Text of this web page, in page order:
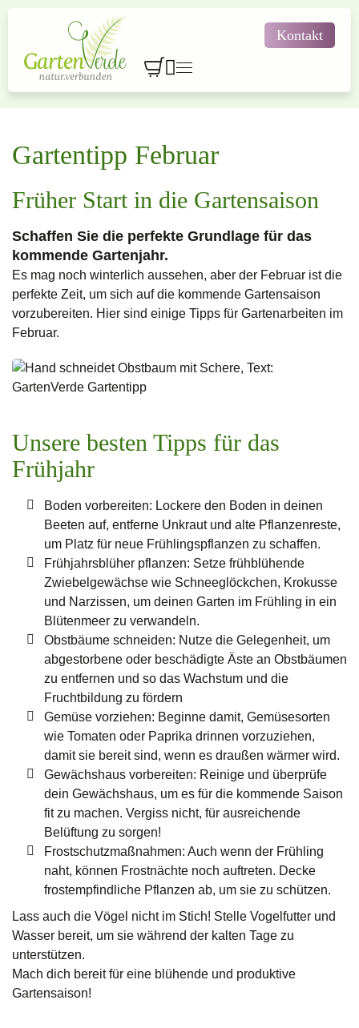
Kontakt
 
Gartenplanung & Design
Wasser im Garten
Kundengeschichten
Kostenlose Erstberatung
Natursteine & Gartenprodukte
Wertgutscheine
Pflanzensortiment
Innenraumbegrünung
Gartentipps & Aktionen

Kontakt
Karriere
Bewerbung
Gartentipp Februar
Früher Start in die Gartensaison
Schaffen Sie die perfekte Grundlage für das
kommende Gartenjahr.
Es mag noch winterlich aussehen, aber der Februar ist die
perfekte Zeit, um sich auf die kommende Gartensaison
vorzubereiten. Hier sind einige Tipps für Gartenarbeiten im
Februar.
Unsere besten Tipps für das
Frühjahr
Boden vorbereiten: Lockere den Boden in deinen
Beeten auf, entferne Unkraut und alte Pflanzenreste,
um Platz für neue Frühlingspflanzen zu schaffen.
Frühjahrsblüher pflanzen: Setze frühblühende
Zwiebelgewächse wie Schneeglöckchen, Krokusse
und Narzissen, um deinen Garten im Frühling in ein
Blütenmeer zu verwandeln.
Obstbäume schneiden: Nutze die Gelegenheit, um
abgestorbene oder beschädigte Äste an Obstbäumen
zu entfernen und so das Wachstum und die
Fruchtbildung zu fördern
Gemüse vorziehen: Beginne damit, Gemüsesorten
wie Tomaten oder Paprika drinnen vorzuziehen,
damit sie bereit sind, wenn es draußen wärmer wird.
Gewächshaus vorbereiten: Reinige und überprüfe
dein Gewächshaus, um es für die kommende Saison
fit zu machen. Vergiss nicht, für ausreichende
Belüftung zu sorgen!
Frostschutzmaßnahmen: Auch wenn der Frühling
naht, können Frostnächte noch auftreten. Decke
frostempfindliche Pflanzen ab, um sie zu schützen.
Lass auch die Vögel nicht im Stich! Stelle Vogelfutter und
Wasser bereit, um sie während der kalten Tage zu
unterstützen.
Mach dich bereit für eine blühende und produktive
Gartensaison!